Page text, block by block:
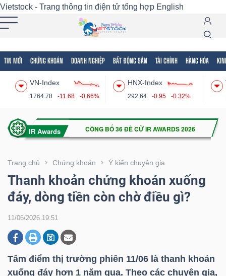
Vietstock - Trang thông tin điện tử tổng hợp English
TIN MỚI CHỨNG KHOÁN DOANH NGHIỆP BẤT ĐỘNG SẢN TÀI CHÍNH HÀNG HÓA
VN-Index
1764.78 -11.68 -0.66%
HNX-Index
292.64 -0.95 -0.32%
Trang chủ Chứng khoán Ý kiến chuyên gia
Thanh khoản chứng khoán xuống
đáy, dòng tiền còn chờ điều gì?
11/06/2026 19:51
Tâm điểm thị trường phiên 11/06 là thanh khoản
xuống đáy hơn 1 năm qua. Theo các chuyên gia,
Tất cả Tính năng Ngành Mã chứng khoán
Tính
(-)
VIETSTOCK
CHỨNG
DOANH
NGHIỆP